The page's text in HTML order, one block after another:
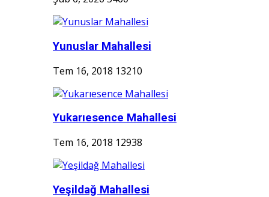
Yunuslar Mahallesi
Tem 16, 2018 13210
Yukarıesence Mahallesi
Tem 16, 2018 12938
Yeşildağ Mahallesi